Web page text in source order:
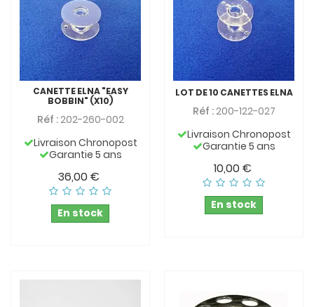
CANETTE ELNA "EASY
BOBBIN" (X10)
Réf :202-260-002
Livraison Chronopost
Garantie 5 ans
36,00 €
En stock
LOT DE 10 CANETTES ELNA
Réf :200-122-027
Livraison Chronopost
Garantie 5 ans
10,00 €
En stock